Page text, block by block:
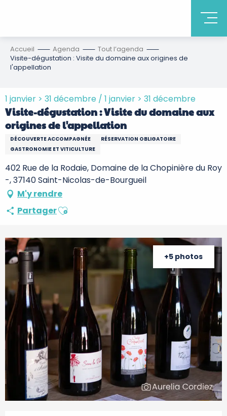
Accueil Agenda
Tout l’agenda
Visite-dégustation : Visite du domaine aux origines de
l'appellation
1 janvier > 31 décembre / 1 janvier > 31 décembre
Visite-dégustation : Visite du domaine aux
origines de l'appellation
DÉCOUVERTE ACCOMPAGNÉE
RÉSERVATION OBLIGATOIRE
GASTRONOMIE ET VITICULTURE
402 Rue de la Rodaie, Domaine de la Chopinière du Roy
-, 37140 Saint-Nicolas-de-Bourgueil
M'y rendre
PartagerAjouter aux favoris
+5 photos